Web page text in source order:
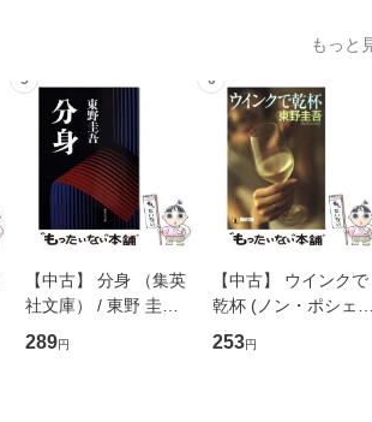
もっと
5
【中古】 分身 （集英
社文庫） / 東野 圭吾 /
集英社 [文庫]【メール
便送料無料】
289円
6
【中古】 ウインクで
乾杯 (ノン・ポシェッ
ト) / 東野圭吾 / 祥伝
社 [文庫]【メール便送
253円